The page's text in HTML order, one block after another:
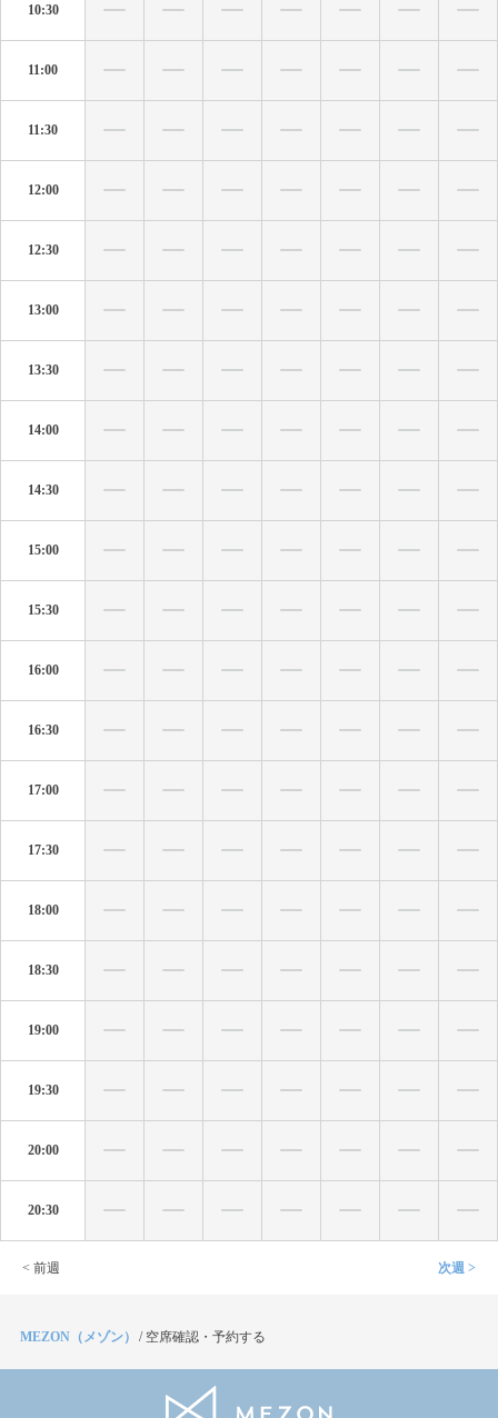
10:30
11:00
11:30
12:00
12:30
13:00
13:30
14:00
14:30
15:00
15:30
16:00
16:30
17:00
17:30
18:00
18:30
19:00
19:30
20:00
20:30
< 前週 次週 >
MEZON（メゾン） / 空席確認・予約する